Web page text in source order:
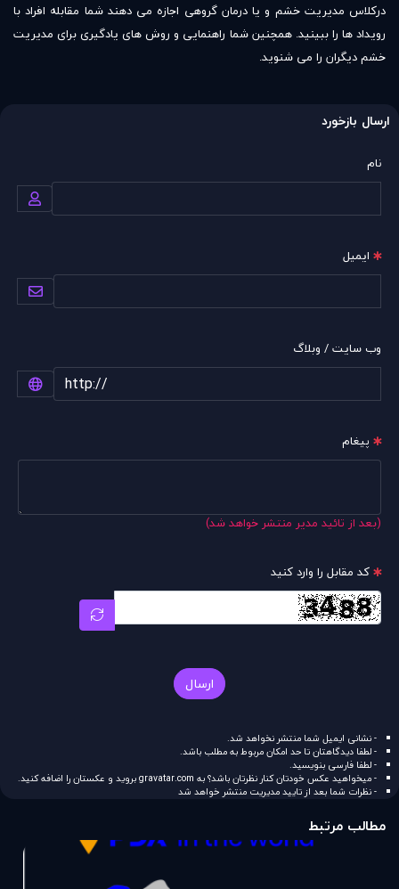
درکلاس مدیریت خشم و یا درمان گروهی اجازه می دهند شما مقابله افراد با
رویداد ها را ببینید. همچنین شما راهنمایی و روش های یادگیری برای مدیریت
خشم دیگران را می شنوید.
ارسال بازخورد
نام
ایمیل
وب سایت / وبلاگ
پیغام
(بعد از تائید مدیر منتشر خواهد شد)
کد مقابل را وارد کنید
ارسال
- نشانی ایمیل شما منتشر نخواهد شد.
- لطفا دیدگاهتان تا حد امکان مربوط به مطلب باشد.
- لطفا فارسی بنویسید.
- میخواهید عکس خودتان کنار نظرتان باشد؟ به gravatar.comبروید و عکستان را اضافه کنید.
- نظرات شما بعد از تایید مدیریت منتشر خواهد شد
مطالب مرتبط